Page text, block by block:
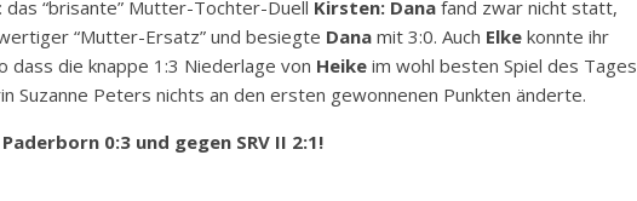
“brisante” Mutter-Tochter-Duell Kirsten: Dana fand zwar nicht statt,
“Mutter-Ersatz” und besiegte Dana mit 3:0. Auch Elke konnte ihr
dass die knappe 1:3 Niederlage von Heike im wohl besten Spiel des Tages
Suzanne Peters nichts an den ersten gewonnenen Punkten änderte.
0:3 und gegen SRV II 2:1!